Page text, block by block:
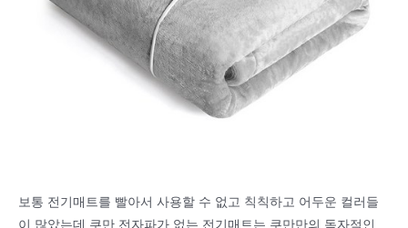
보통 전기매트를 빨아서 사용할 수 없고 칙칙하고 어두운 컬러들
이 많았는데 쿠만 전자파가 없는 전기매트는 쿠만만의 독자적인